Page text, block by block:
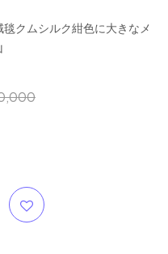
クムシルク紺色に大きなメ